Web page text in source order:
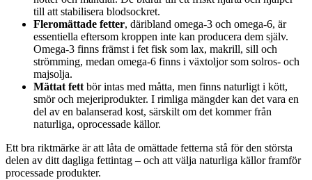
till att stabilisera blodsockret.
Fleromättade fetter, däribland omega-3 och omega-6, är
essentiella eftersom kroppen inte kan producera dem själv.
Omega-3 finns främst i fet fisk som lax, makrill, sill och
strömming, medan omega-6 finns i växtoljor som solros- och
majsolja.
Mättat fett bör intas med måtta, men finns naturligt i kött,
smör och mejeriprodukter. I rimliga mängder kan det vara en
del av en balanserad kost, särskilt om det kommer från
naturliga, oprocessade källor.
Ett bra riktmärke är att låta de omättade fetterna stå för den största
delen av ditt dagliga fettintag – och att välja naturliga källor framför
processade produkter.